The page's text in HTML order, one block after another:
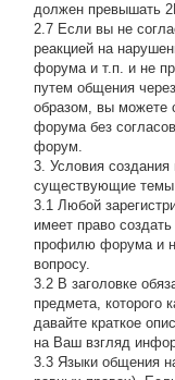
должен превышать
2.7 Если вы не
реакцией на
форума и т.п. и не
путем общения
образом, вы можете
форума без
форум.
3. Условия
существующие темы
3.1 Любой
имеет право
профилю форума и
вопросу.
3.2 В заголовке
предмета, которого
давайте краткое
на Ваш взгляд
3.3 Языки общения